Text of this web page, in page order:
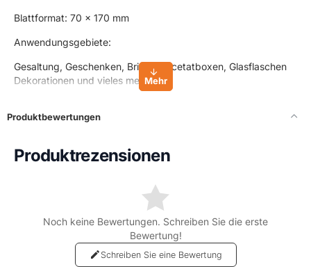
Blattformat: 70 x 170 mm
Anwendungsgebiete:
Gesaltung, Geschenken, Briefen, Acetatboxen, Glasflaschen
Dekorationen und vieles mehr.
Produktbewertungen
Produktrezensionen
Noch keine Bewertungen. Schreiben Sie die erste
Bewertung!
Schreiben Sie eine Bewertung